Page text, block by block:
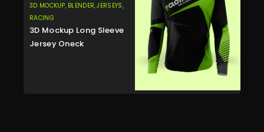
3D MOCKUP, BLENDER,JERSEYS,
RACING
3D Mockup Long Sleeve
Jersey Oneck